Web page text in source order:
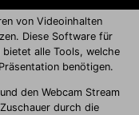
von Videoinhalten
Diese Software für
alle Tools, welche
benötigen.
den Webcam Stream
durch die